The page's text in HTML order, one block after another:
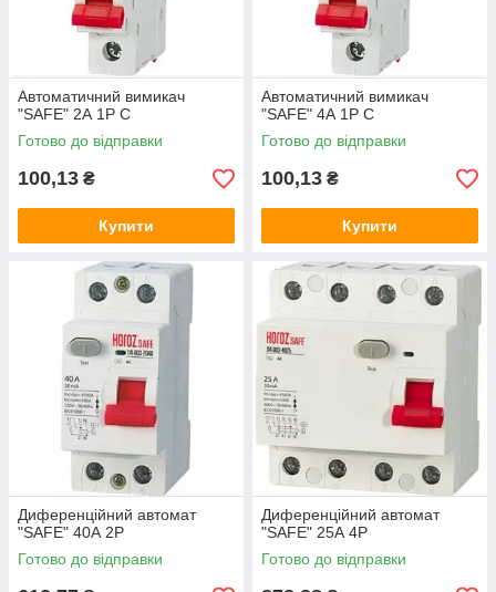
Автоматичний вимикач
"SAFE" 2А 1P С
Готово до відправки
100,13 ₴
Купити
Автоматичний вимикач
"SAFE" 4А 1P С
Готово до відправки
100,13 ₴
Купити
Диференційний автомат
"SAFE" 40А 2P
Готово до відправки
Диференційний автомат
"SAFE" 25А 4P
Готово до відправки